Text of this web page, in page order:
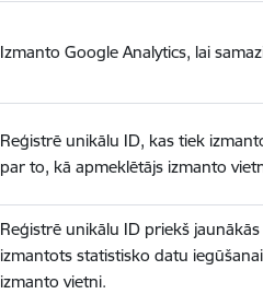
Izmanto Google Analytics, lai
Reģistrē unikālu ID, kas tiek
par to, kā apmeklētājs izmanto
Reģistrē unikālu ID priekš
izmantots statistisko datu
izmanto vietni.